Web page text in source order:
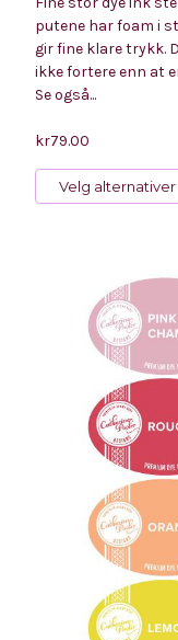
putene har foam i
gir fine klare trykk.
ikke fortere enn at
Se også...
kr79.00
Velg alternativer